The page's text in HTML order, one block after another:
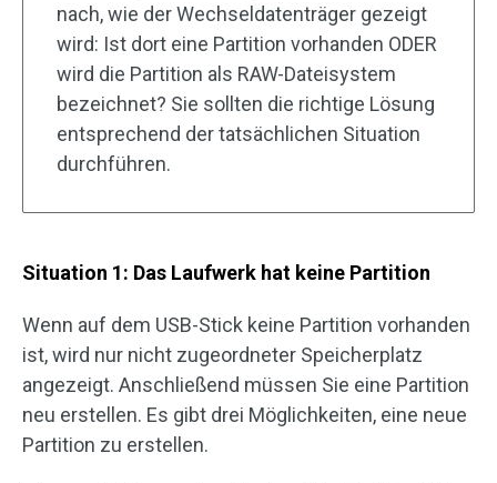
nach, wie der Wechseldatenträger gezeigt
wird: Ist dort eine Partition vorhanden ODER
wird die Partition als RAW-Dateisystem
bezeichnet? Sie sollten die richtige Lösung
entsprechend der tatsächlichen Situation
durchführen.
Situation 1: Das Laufwerk hat keine Partition
Wenn auf dem USB-Stick keine Partition vorhanden
ist, wird nur nicht zugeordneter Speicherplatz
angezeigt. Anschließend müssen Sie eine Partition
neu erstellen. Es gibt drei Möglichkeiten, eine neue
Partition zu erstellen.